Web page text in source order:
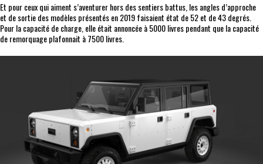
Et pour ceux qui aiment s’aventurer hors des sentiers battus, les angles d’approche
et de sortie des modèles présentés en 2019 faisaient état de 52 et de 43 degrés.
Pour la capacité de charge, elle était annoncée à 5000 livres pendant que la capacité
de remorquage plafonnait à 7500 livres.